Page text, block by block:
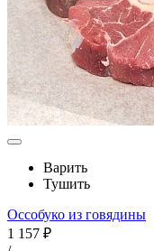
Варить
Тушить
Оссобуко из говядины
1 157 ₽